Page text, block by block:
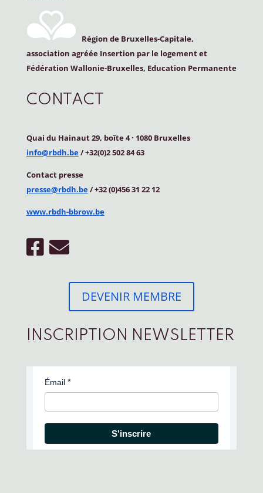
Région de Bruxelles-Capitale,
association agréée Insertion par le logement et
Fédération Wallonie-Bruxelles, Education Permanente
CONTACT
Quai du Hainaut 29, boîte 4· 1080 Bruxelles
info@rbdh.be/ +32(0)2 502 84 63
Contact presse
presse@rbdh.be/ +32 (0)456 31 22 12
www.rbdh-bbrow.be
DEVENIR MEMBRE
INSCRIPTION NEWSLETTER
Émail
S'inscrire